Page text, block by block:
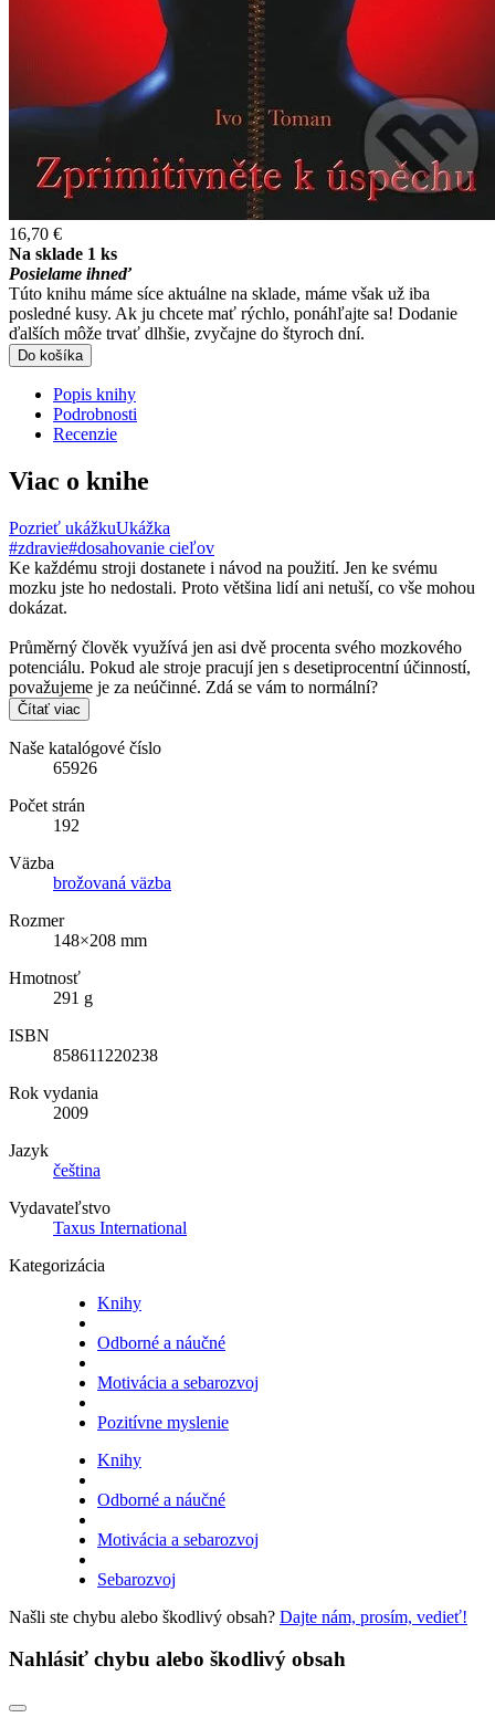
16,70 €
Na sklade 1 ks
Posielame ihneď
Túto knihu máme síce aktuálne na sklade, máme však už iba
posledné kusy. Ak ju chcete mať rýchlo, ponáhľajte sa! Dodanie
ďalších môže trvať dlhšie, zvyčajne do štyroch dní.
Do košíka
Popis knihy
Podrobnosti
Recenzie
Viac o knihe
Pozrieť ukážkuUkážka
#zdravie#dosahovanie cieľov
Ke každému stroji dostanete i návod na použití. Jen ke svému
mozku jste ho nedostali. Proto většina lidí ani netuší, co vše mohou
dokázat.
Průměrný člověk využívá jen asi dvě procenta svého mozkového
potenciálu. Pokud ale stroje pracují jen s desetiprocentní účinností,
považujeme je za neúčinné. Zdá se vám to normální?
Čítať viac
Naše katalógové číslo
65926
Počet strán
192
Väzba
brožovaná väzba
Rozmer
148×208 mm
Hmotnosť
291 g
ISBN
858611220238
Rok vydania
2009
Jazyk
čeština
Vydavateľstvo
Taxus International
Kategorizácia
Knihy
Odborné a náučné
Motivácia a sebarozvoj
Pozitívne myslenie
Knihy
Odborné a náučné
Motivácia a sebarozvoj
Sebarozvoj
Našli ste chybu alebo škodlivý obsah? Dajte nám, prosím, vedieť!
Nahlásiť chybu alebo škodlivý obsah